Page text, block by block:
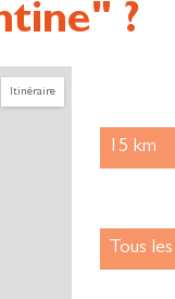
?
Itinéraire